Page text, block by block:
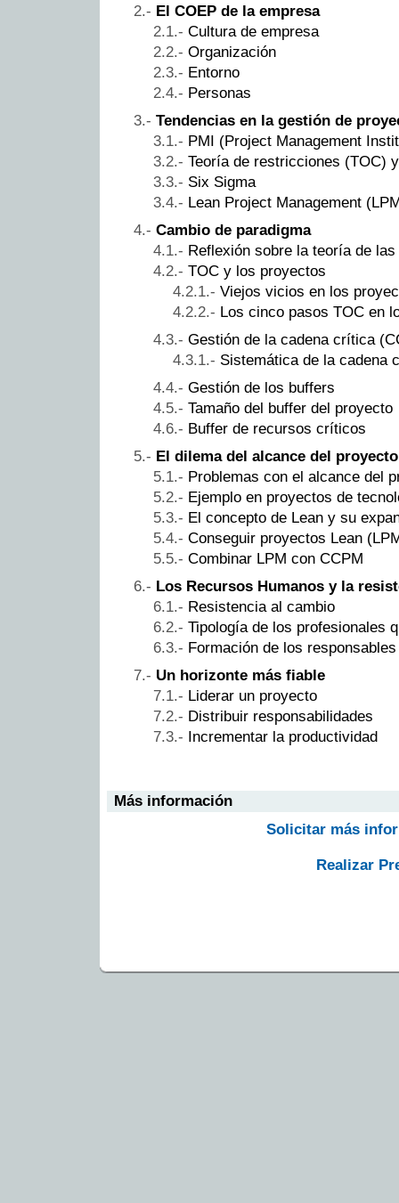
El COEP de la empresa
Cultura de empresa
Organización
Entorno
Personas
Tendencias en la gestión de
PMI (Project Management
Teoría de restricciones (TOC)
Six Sigma
Lean Project Management
Cambio de paradigma
Reflexión sobre la teoría de
TOC y los proyectos
Viejos vicios en los
Los cinco pasos TOC en
Gestión de la cadena crítica
Sistemática de la cadena
Gestión de los buffers
Tamaño del buffer del proyecto
Buffer de recursos críticos
El dilema del alcance del
Problemas con el alcance del
Ejemplo en proyectos de
El concepto de Lean y su
Conseguir proyectos Lean
Combinar LPM con CCPM
Los Recursos Humanos y la
Resistencia al cambio
Tipología de los profesionales
Formación de los
Un horizonte más fiable
Liderar un proyecto
Distribuir responsabilidades
Incrementar la productividad
Más información
Solicitar más
Realizar